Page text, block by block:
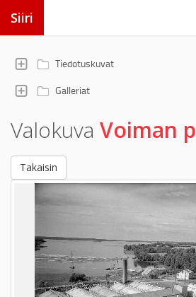
Siiri
Tiedotuskuvat
Galleriat
Valokuva Voiman
Takaisin